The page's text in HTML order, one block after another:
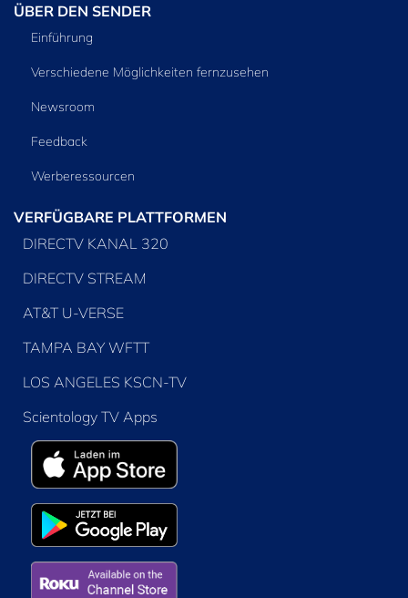
ÜBER DEN SENDER
Einführung
Verschiedene Möglichkeiten fernzusehen
Newsroom
Feedback
Werberessourcen
VERFÜGBARE PLATTFORMEN
DIRECTV KANAL 320
DIRECTV STREAM
AT&T U-VERSE
TAMPA BAY WFTT
LOS ANGELES KSCN-TV
Scientology TV Apps